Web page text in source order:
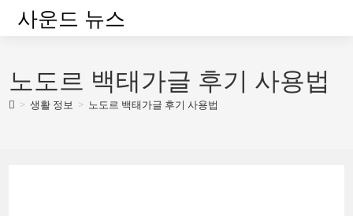
사운드 뉴스
노도르 백태가글 후기 사용법
> 생활 정보 > 노도르 백태가글 후기 사용법